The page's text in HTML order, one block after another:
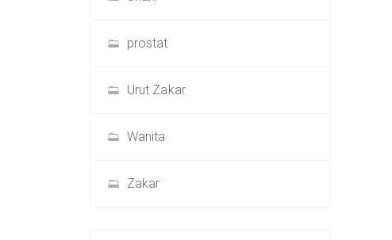
prostat
Urut Zakar
Wanita
Zakar